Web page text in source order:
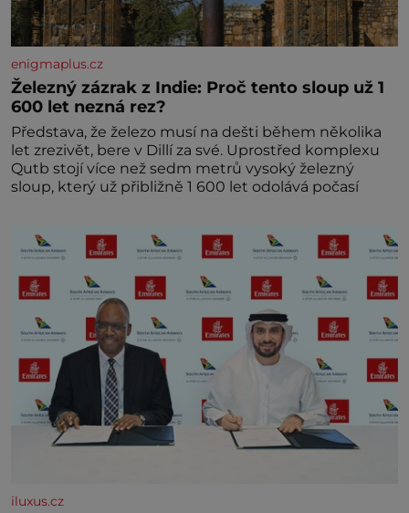
enigmaplus.cz
Železný zázrak z Indie: Proč tento sloup už 1
600 let nezná rez?
Představa, že železo musí na dešti během několika
let zrezivět, bere v Dillí za své. Uprostřed komplexu
Qutb stojí více než sedm metrů vysoký železný
sloup, který už přibližně 1 600 let odolává počasí
iluxus.cz